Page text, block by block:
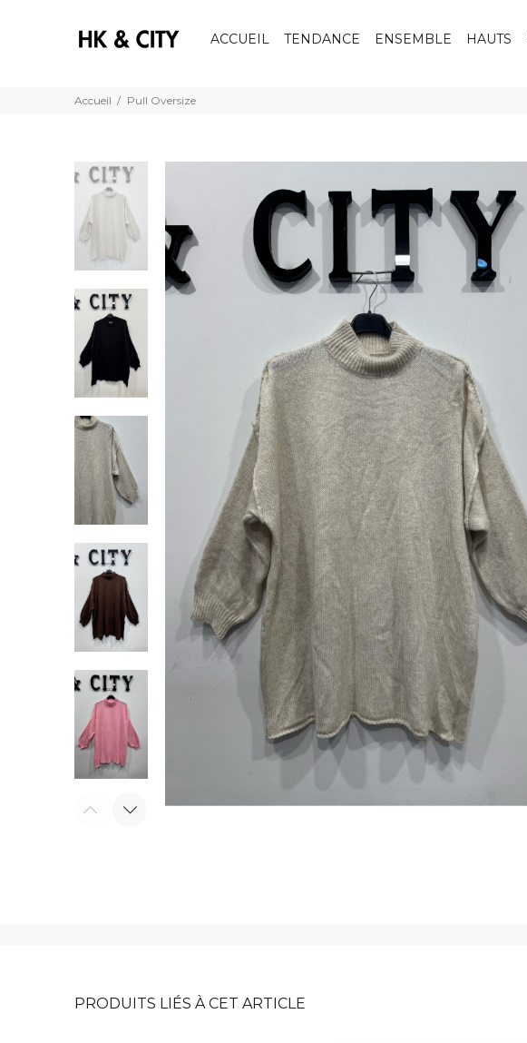
ACCUEIL TENDANCE ENSEMBLE HAUTS
Accueil Pull Oversize
PRODUITS LIÉS À CET ARTICLE